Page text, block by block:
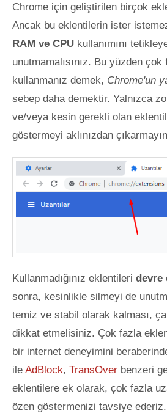
Chrome için geliştirilen birçok
Ancak bu eklentilerin ister
RAM ve CPU kullanımını
unutmamalısınız. Bu yüzden
kullanmanız demek, Chrome'un
sebep daha demektir. Yalnızca
ve/veya kesin gerekli olan
göstermeyi aklınızdan
Kullanmadığınız eklentileri devre
sonra, kesinlikle silmeyi de
temiz ve stabil olarak kalması,
dikkat etmelisiniz. Çok fazla
bir internet deneyimini
ile AdBlock, TransOver benzeri
eklentilere ek olarak, çok fazla
özen göstermenizi tavsiye ederiz.